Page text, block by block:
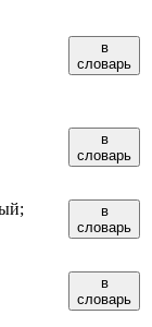
в
словарь
в
словарь
в
словарь
в
словарь